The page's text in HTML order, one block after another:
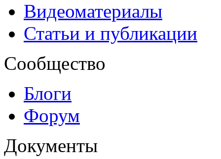
Видеоматериалы
Статьи и публикации
Сообщество
Блоги
Форум
Документы